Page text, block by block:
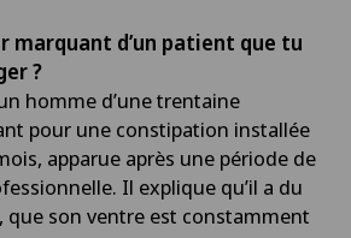
marquant d’un patient que tu
?
homme d’une trentaine
pour une constipation installée
apparue après une période de
Il explique qu’il a du
que son ventre est constamment